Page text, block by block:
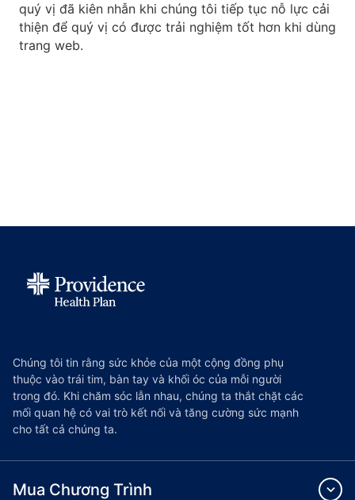
quý vị đã kiên nhẫn khi chúng tôi tiếp tục nỗ lực cải
thiện để quý vị có được trải nghiệm tốt hơn khi dùng
trang web.
Chúng tôi tin rằng sức khỏe của một cộng đồng phụ
thuộc vào trái tim, bàn tay và khối óc của mỗi người
trong đó. Khi chăm sóc lẫn nhau, chúng ta thắt chặt các
mối quan hệ có vai trò kết nối và tăng cường sức mạnh
cho tất cả chúng ta.
Mua Chương Trình